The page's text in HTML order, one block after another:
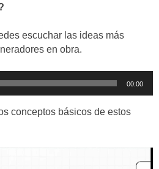
escuchar las ideas más
en obra.
00:00
conceptos básicos de estos